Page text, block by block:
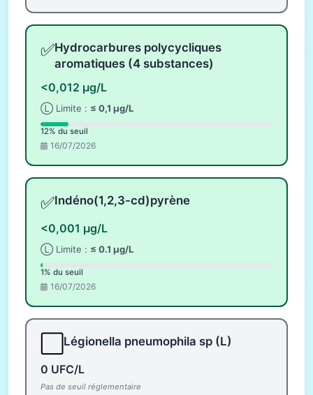
✅Hydrocarbures polycycliques
aromatiques (4 substances)
<0,012 µg/L
Ⓛ Limite : ≤ 0,1 µg/L
12% du seuil
16/07/2026
✅Indéno(1,2,3-cd)pyrène
<0,001 µg/L
Ⓛ Limite : ≤ 0.1 µg/L
1% du seuil
16/07/2026
Légionella pneumophila sp (L)
0 UFC/L
Pas de seuil réglementaire